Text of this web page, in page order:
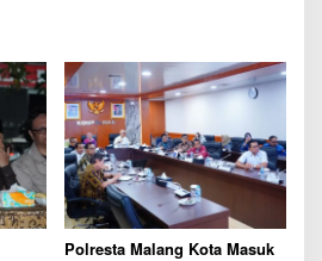
Polresta Malang Kota Masuk